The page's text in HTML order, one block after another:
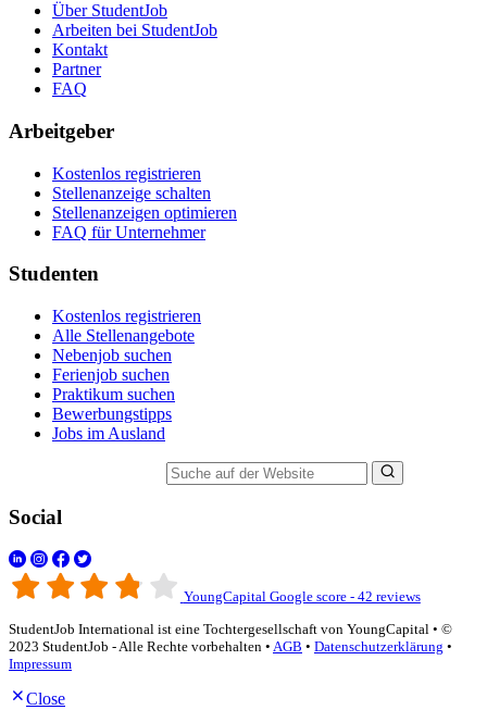
Über StudentJob
Arbeiten bei StudentJob
Kontakt
Partner
FAQ
Arbeitgeber
Kostenlos registrieren
Stellenanzeige schalten
Stellenanzeigen optimieren
FAQ für Unternehmer
Studenten
Kostenlos registrieren
Alle Stellenangebote
Nebenjob suchen
Ferienjob suchen
Praktikum suchen
Bewerbungstipps
Jobs im Ausland
Social
YoungCapital Google score - 42 reviews
StudentJob International ist eine Tochtergesellschaft von YoungCapital • ©
2023 StudentJob - Alle Rechte vorbehalten • AGB • Datenschutzerklärung •
Impressum
Close